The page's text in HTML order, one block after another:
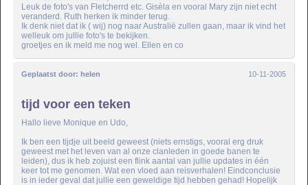
Leuk de foto's van Fletcherrd etc. Gisèla en vooral Mary zijn niet echt
veranderd. Ruth herken ik minder terug.
Ik denk niet dat ik ( wij) nog naar Australië zullen gaan, maar ik vind het
welleuk om jullie foto's te bekijken.
groetjes en ik meld me nog wel. Ellen en co
10-11-2005
Geplaatst door: helen
tijd voor een teken
Hallo lieve Monique en Udo,
Ik ben een tijdje uit beeld geweest (niets ernstigs, vooral erg druk
geweest met het leven van al onze clanleden in goede banen te
leiden), dus ik heb zojuist een flink aantal van jullie updates in één
keer tot me genomen. Wat een vloed aan reisverhalen! Eindconclusie
is in ieder geval dat jullie een geweldige tijd hebben gehad! Hopelijk